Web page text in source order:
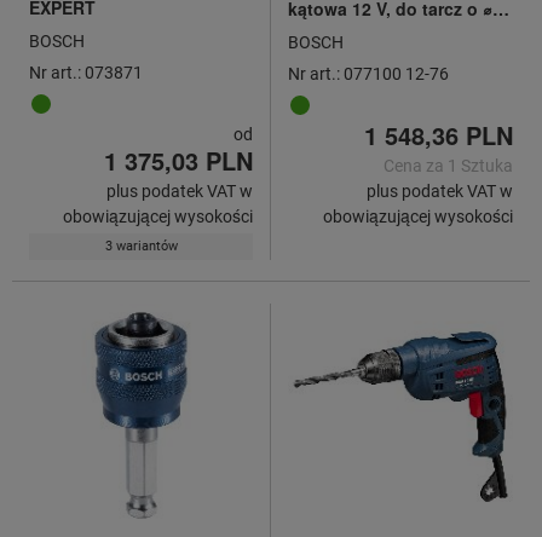
EXPERT
BOSCH
Nr art.: 073871
od
1 375,03 PLN
plus podatek VAT w
obowiązującej wysokości
3 wariantów
kątowa 12 V, do tarcz o ⌀
76 mm, Gwint wrzeciona
BOSCH
Nr art.: 077100 12-76
1 548,36 PLN
Cena za 1 Sztuka
plus podatek VAT w
obowiązującej wysokości